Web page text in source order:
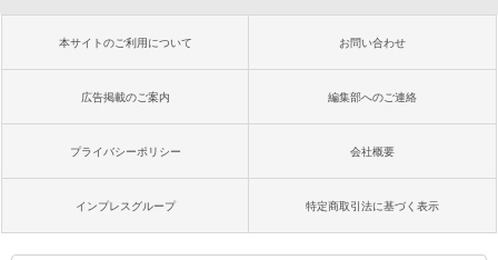
本サイトのご利用について お問い合わせ
広告掲載のご案内 編集部へのご連絡
プライバシーポリシー 会社概要
インプレスグループ 特定商取引法に基づく表示